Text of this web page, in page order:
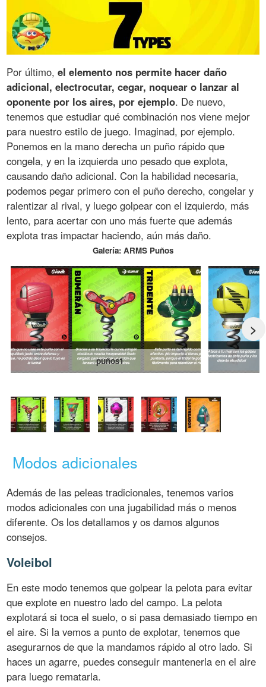
Por último,el elemento nos permite hacer daño
adicional, electrocutar, cegar, noquear o lanzar al
oponente por los aires, por ejemplo. De nuevo,
tenemos que estudiar qué combinación nos viene mejor
para nuestro estilo de juego. Imaginad, por ejemplo.
Ponemos en la mano derecha un puño rápido que
congela, y en la izquierda uno pesado que explota,
causando daño adicional. Con la habilidad necesaria,
podemos pegar primero con el puño derecho, congelar y
ralentizar al rival, y luego golpear con el izquierdo, más
lento, para acertar con uno más fuerte que además
explota tras impactar haciendo, aún más daño.
Galería: ARMS Puños
>
puños1
Modos adicionales
Además de las peleas tradicionales, tenemos varios
modos adicionales con una jugabilidad más o menos
diferente. Os los detallamos y os damos algunos
consejos.
Voleibol
En este modo tenemos que golpear la pelota para evitar
que explote en nuestro lado del campo. La pelota
explotará si toca el suelo, o si pasa demasiado tiempo en
el aire. Si la vemos a punto de explotar, tenemos que
asegurarnos de que la mandamos rápido al otro lado. Si
haces un agarre, puedes conseguir mantenerla en el aire
para luego rematarla.